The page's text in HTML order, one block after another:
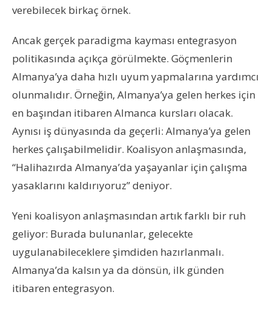
verebilecek birkaç örnek.
Ancak gerçek paradigma kayması entegrasyon
politikasında açıkça görülmekte. Göçmenlerin
Almanya’ya daha hızlı uyum yapmalarına yardımcı
olunmalıdır. Örneğin, Almanya’ya gelen herkes için
en başından itibaren Almanca kursları olacak.
Aynısı iş dünyasında da geçerli: Almanya’ya gelen
herkes çalışabilmelidir. Koalisyon anlaşmasında,
“Halihazırda Almanya’da yaşayanlar için çalışma
yasaklarını kaldırıyoruz” deniyor.
Yeni koalisyon anlaşmasından artık farklı bir ruh
geliyor: Burada bulunanlar, gelecekte
uygulanabileceklere şimdiden hazırlanmalı.
Almanya’da kalsın ya da dönsün, ilk günden
itibaren entegrasyon.